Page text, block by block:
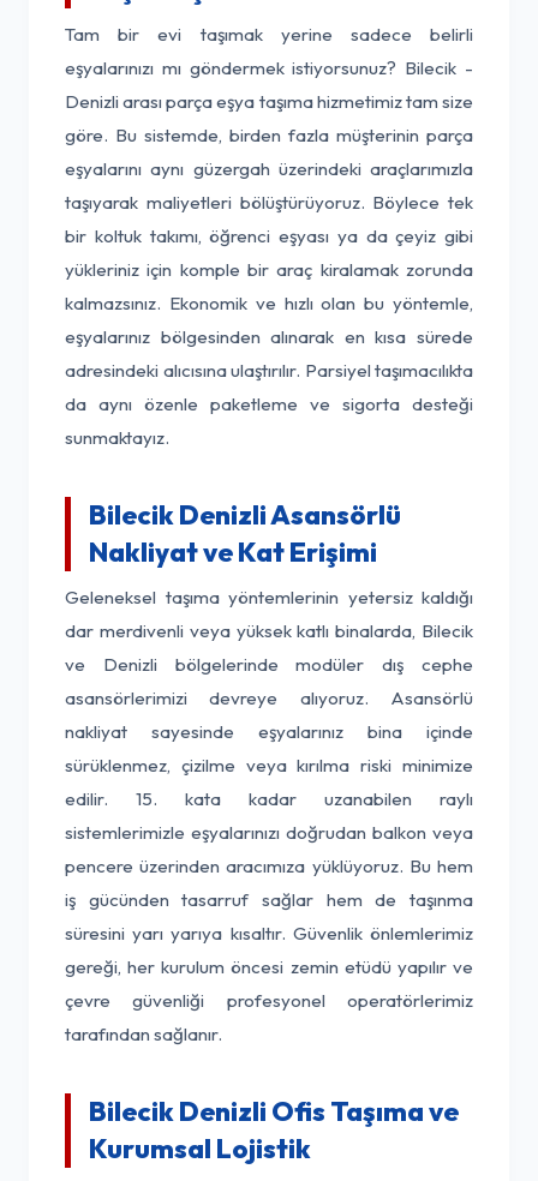
Tam bir evi taşımak yerine sadece belirli
eşyalarınızı mı göndermek istiyorsunuz? Bilecik -
Denizli arası parça eşya taşıma hizmetimiz tam size
göre. Bu sistemde, birden fazla müşterinin parça
eşyalarını aynı güzergah üzerindeki araçlarımızla
taşıyarak maliyetleri bölüştürüyoruz. Böylece tek
bir koltuk takımı, öğrenci eşyası ya da çeyiz gibi
yükleriniz için komple bir araç kiralamak zorunda
kalmazsınız. Ekonomik ve hızlı olan bu yöntemle,
eşyalarınız bölgesinden alınarak en kısa sürede
adresindeki alıcısına ulaştırılır. Parsiyel taşımacılıkta
da aynı özenle paketleme ve sigorta desteği
sunmaktayız.
Bilecik Denizli Asansörlü
Nakliyat ve Kat Erişimi
Geleneksel taşıma yöntemlerinin yetersiz kaldığı
dar merdivenli veya yüksek katlı binalarda, Bilecik
ve Denizli bölgelerinde modüler dış cephe
asansörlerimizi devreye alıyoruz. Asansörlü
nakliyat sayesinde eşyalarınız bina içinde
sürüklenmez, çizilme veya kırılma riski minimize
edilir. 15. kata kadar uzanabilen raylı
sistemlerimizle eşyalarınızı doğrudan balkon veya
pencere üzerinden aracımıza yüklüyoruz. Bu hem
iş gücünden tasarruf sağlar hem de taşınma
süresini yarı yarıya kısaltır. Güvenlik önlemlerimiz
gereği, her kurulum öncesi zemin etüdü yapılır ve
çevre güvenliği profesyonel operatörlerimiz
tarafından sağlanır.
Bilecik Denizli Ofis Taşıma ve
Kurumsal Lojistik